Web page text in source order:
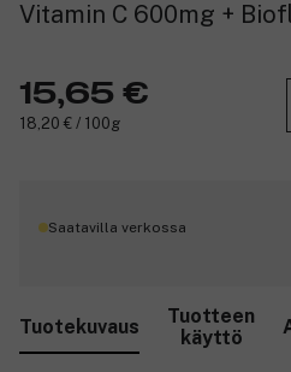
Vitamin C 600mg +
15,65 €
18,20 € / 100g
Saatavilla verkossa
Tuotekuvaus
Tuotteen
käyttö